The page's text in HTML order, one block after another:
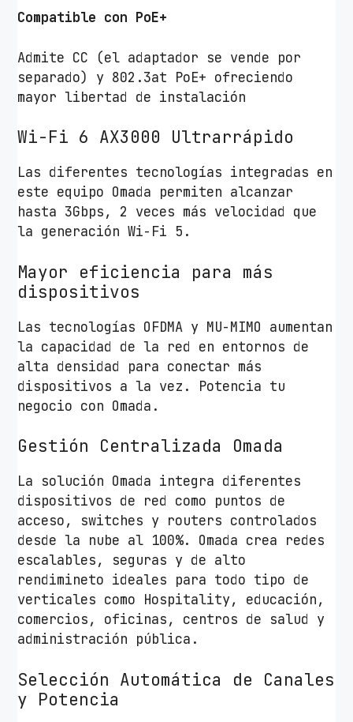
Compatible con PoE+
Admite CC (el adaptador se vende por
separado) y 802.3at PoE+ ofreciendo
mayor libertad de instalación
Wi-Fi 6 AX3000 Ultrarrápido
Las diferentes tecnologías integradas en
este equipo Omada permiten alcanzar
hasta 3Gbps, 2 veces más velocidad que
la generación Wi-Fi 5.
Mayor eficiencia para más
dispositivos
Las tecnologías OFDMA y MU-MIMO aumentan
la capacidad de la red en entornos de
alta densidad para conectar más
dispositivos a la vez. Potencia tu
negocio con Omada.
Gestión Centralizada Omada
La solución Omada integra diferentes
dispositivos de red como puntos de
acceso, switches y routers controlados
desde la nube al 100%. Omada crea redes
escalables, seguras y de alto
rendimineto ideales para todo tipo de
verticales como Hospitality, educación,
comercios, oficinas, centros de salud y
administración pública.
Selección Automática de Canales
y Potencia